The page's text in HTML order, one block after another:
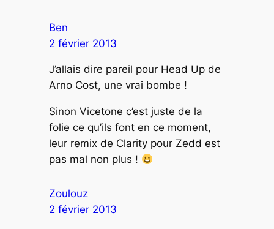
Ben
2 février 2013
J’allais dire pareil pour Head Up de
Arno Cost, une vrai bombe !
Sinon Vicetone c’est juste de la
folie ce qu’ils font en ce moment,
leur remix de Clarity pour Zedd est
pas mal non plus !
Zoulouz
2 février 2013